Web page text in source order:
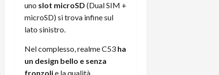
uno slot microSD (Dual SIM +
microSD) si trova infine sul
lato sinistro.
Nel complesso, realme C53 ha
un design bello e senza
fronzolie la qualità